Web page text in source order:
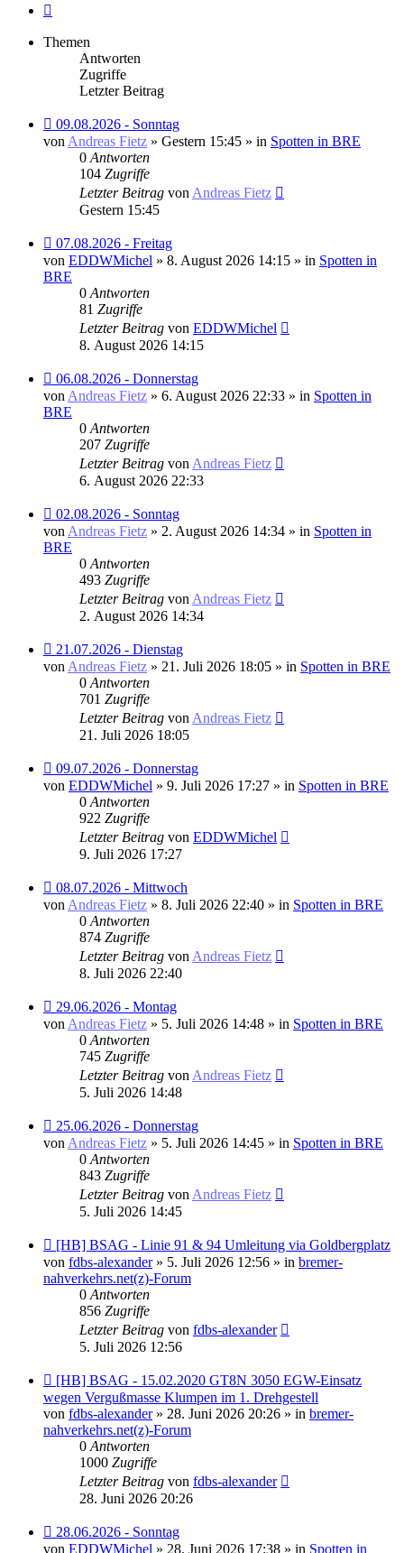
Themen
Antworten
Zugriffe
Letzter Beitrag
Neuer
Beitrag
09.08.2026 - Sonntag
von Andreas Fietz » Gestern 15:45 » in Spotten in BRE
0 Antworten
104 Zugriffe
Letzter Beitrag von Andreas Fietz
Gestern 15:45
Neuer
Beitrag
07.08.2026 - Freitag
von EDDWMichel » 8. August 2026 14:15 » in Spotten in
BRE
0 Antworten
81 Zugriffe
Letzter Beitrag von EDDWMichel
8. August 2026 14:15
Neuer
Beitrag
06.08.2026 - Donnerstag
von Andreas Fietz » 6. August 2026 22:33 » in Spotten in
BRE
0 Antworten
207 Zugriffe
Letzter Beitrag von Andreas Fietz
6. August 2026 22:33
Neuer
Beitrag
02.08.2026 - Sonntag
von Andreas Fietz » 2. August 2026 14:34 » in Spotten in
BRE
0 Antworten
493 Zugriffe
Letzter Beitrag von Andreas Fietz
2. August 2026 14:34
Neuer
Beitrag
21.07.2026 - Dienstag
von Andreas Fietz » 21. Juli 2026 18:05 » in Spotten in BRE
0 Antworten
701 Zugriffe
Letzter Beitrag von Andreas Fietz
21. Juli 2026 18:05
Neuer
Beitrag
09.07.2026 - Donnerstag
von EDDWMichel » 9. Juli 2026 17:27 » in Spotten in BRE
0 Antworten
922 Zugriffe
Letzter Beitrag von EDDWMichel
9. Juli 2026 17:27
Neuer
Beitrag
08.07.2026 - Mittwoch
von Andreas Fietz » 8. Juli 2026 22:40 » in Spotten in BRE
0 Antworten
874 Zugriffe
Letzter Beitrag von Andreas Fietz
8. Juli 2026 22:40
Neuer
Beitrag
29.06.2026 - Montag
von Andreas Fietz » 5. Juli 2026 14:48 » in Spotten in BRE
0 Antworten
745 Zugriffe
Letzter Beitrag von Andreas Fietz
5. Juli 2026 14:48
Neuer
Beitrag
25.06.2026 - Donnerstag
von Andreas Fietz » 5. Juli 2026 14:45 » in Spotten in BRE
0 Antworten
843 Zugriffe
Letzter Beitrag von Andreas Fietz
5. Juli 2026 14:45
Neuer
Beitrag
[HB] BSAG - Linie 91 & 94 Umleitung via Goldbergplatz
von fdbs-alexander» 5. Juli 2026 12:56 » in bremer-
nahverkehrs.net(z)-Forum
0 Antworten
856 Zugriffe
Letzter Beitrag von fdbs-alexander
5. Juli 2026 12:56
Neuer
Beitrag
[HB] BSAG - 15.02.2020 GT8N 3050 EGW-Einsatz
wegen Vergußmasse Klumpen im 1. Drehgestell
von fdbs-alexander» 28. Juni 2026 20:26 » in bremer-
nahverkehrs.net(z)-Forum
0 Antworten
1000 Zugriffe
Letzter Beitrag von fdbs-alexander
28. Juni 2026 20:26
Neuer
Beitrag
28.06.2026 - Sonntag
von EDDWMichel » 28. Juni 2026 17:38 » in Spotten in